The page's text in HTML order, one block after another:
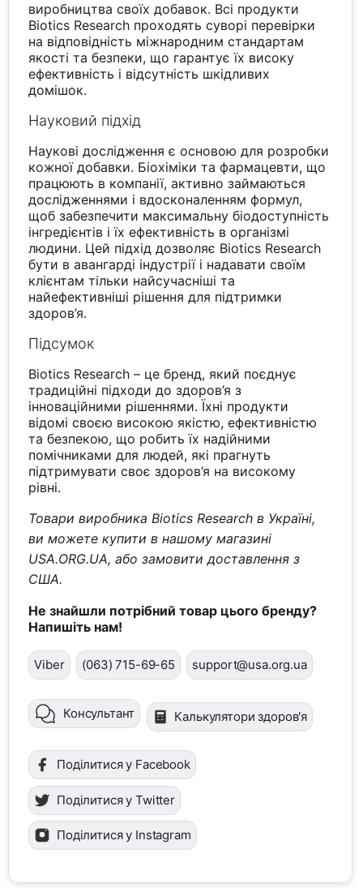
виробництва своїх добавок. Всі продукти
Biotics Research проходять суворі перевірки
на відповідність міжнародним стандартам
якості та безпеки, що гарантує їх високу
ефективність і відсутність шкідливих
домішок.
Науковий підхід
Наукові дослідження є основою для розробки
кожної добавки. Біохіміки та фармацевти, що
працюють в компанії, активно займаються
дослідженнями і вдосконаленням формул,
щоб забезпечити максимальну біодоступність
інгредієнтів і їх ефективність в організмі
людини. Цей підхід дозволяє Biotics Research
бути в авангарді індустрії і надавати своїм
клієнтам тільки найсучасніші та
найефективніші рішення для підтримки
здоров’я.
Підсумок
Biotics Research – це бренд, який поєднує
традиційні підходи до здоров’я з
інноваційними рішеннями. Їхні продукти
відомі своєю високою якістю, ефективністю
та безпекою, що робить їх надійними
помічниками для людей, які прагнуть
підтримувати своє здоров’я на високому
рівні.
Товари виробника Biotics Research в Україні,
ви можете купити в нашому магазині
USA.ORG.UA, або замовити доставлення з
США.
Не знайшли потрібний товар цього бренду?
Напишіть нам!
Viber (063) 715-69-65 support@usa.org.ua
Консультант Калькулятори здоров'я
Поділитися у Facebook
Поділитися у Twitter
Поділитися у Instagram